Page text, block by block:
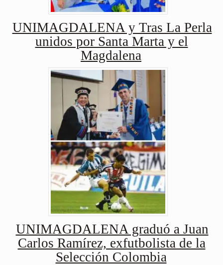
UNIMAGDALENA y Tras La Perla
unidos por Santa Marta y el
Magdalena
UNIMAGDALENA graduó a Juan
Carlos Ramírez, exfutbolista de la
Selección Colombia